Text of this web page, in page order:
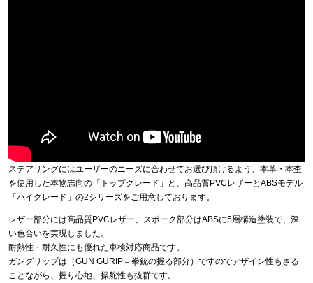
ステアリングにはユーザーのニーズに合わせてお選び頂けるよう、本革・本杢
を使用した本物志向の「トップグレード」と、高品質PVCレザーとABSモデル
「ハイグレード」の2シリーズをご用意しております。
レザー部分には高品質PVCレザー、スポーク部分はABSに5層構造塗装で、深
い色合いを実現しました。
耐熱性・耐久性にも優れた車検対応商品です。
ガングリップは（GUN GURIP＝拳銃の握る部分）ですのでデザイン性もさる
ことながら、握り心地、操舵性も抜群です。